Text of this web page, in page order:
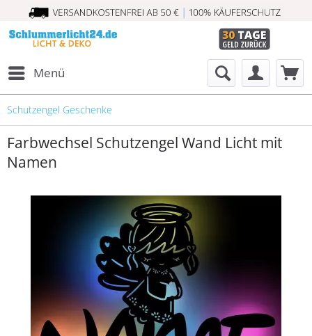
Menü
Schutzengel Geschenke
Farbwechsel Schutzengel Wand Licht mit
Namen